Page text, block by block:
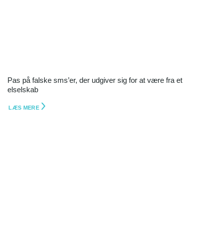
Pas på falske sms’er, der udgiver sig for at være fra et
elselskab
LÆS MERE